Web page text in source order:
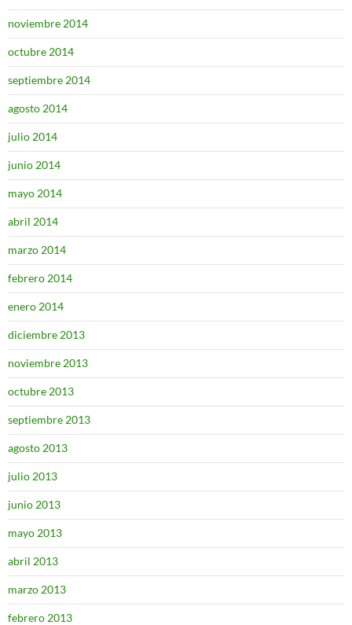
noviembre 2014
octubre 2014
septiembre 2014
agosto 2014
julio 2014
junio 2014
mayo 2014
abril 2014
marzo 2014
febrero 2014
enero 2014
diciembre 2013
noviembre 2013
octubre 2013
septiembre 2013
agosto 2013
julio 2013
junio 2013
mayo 2013
abril 2013
marzo 2013
febrero 2013